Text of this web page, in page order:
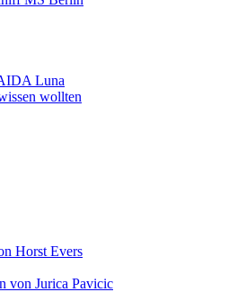
Luna
wollten
Horst Evers
von Jurica Pavicic